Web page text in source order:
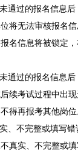
的报名信息后
将无法审核报
名信息将被锁定
过的报名信息后
续考试过程中出
得再报考其他岗位
不完整或填写错
真实、不完整或